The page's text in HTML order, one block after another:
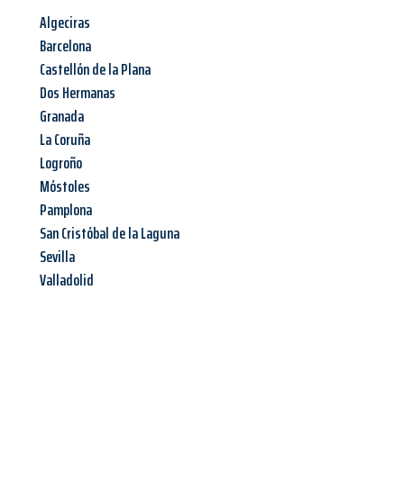
Algeciras
Barcelona
Castellón de la Plana
Dos Hermanas
Granada
La Coruña
Logroño
Móstoles
Pamplona
San Cristóbal de la Laguna
Sevilla
Valladolid